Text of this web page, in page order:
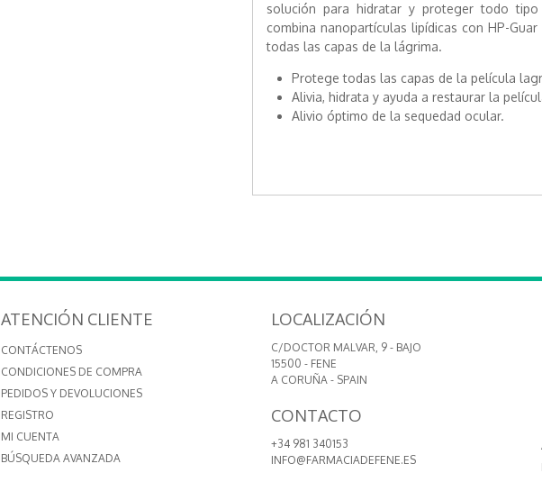
solución para hidratar y proteger todo
combina nanopartículas lipídicas con HP-
todas las capas de la lágrima.
Protege todas las capas de la película
Alivia, hidrata y ayuda a restaurar la
Alivio óptimo de la sequedad ocular.
ATENCIÓN CLIENTE
CONTÁCTENOS
CONDICIONES DE COMPRA
PEDIDOS Y DEVOLUCIONES
REGISTRO
MI CUENTA
BÚSQUEDA AVANZADA
LOCALIZACIÓN
C/DOCTOR MALVAR, 9 - BAJO
15500 - FENE
A CORUÑA - SPAIN
CONTACTO
+34 981 340153
INFO@FARMACIADEFENE.ES